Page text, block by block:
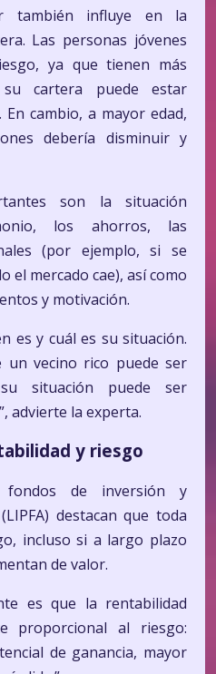
también influye en la
Las personas jóvenes
ya que tienen más
cartera puede estar
cambio, a mayor edad,
debería disminuir y
son la situación
los ahorros, las
(por ejemplo, si se
el mercado cae), así como
y motivación.
es y cuál es su situación.
un vecino rico puede ser
situación puede ser
advierte la experta.
y riesgo
fondos de inversión y
destacan que toda
incluso si a largo plazo
de valor.
es que la rentabilidad
proporcional al riesgo:
de ganancia, mayor